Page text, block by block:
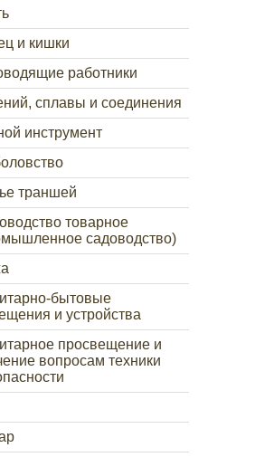
и кишки
работники
сплавы и соединения
инструмент
траншей
товарное
садоводство)
бытовые
и устройства
просвещение и
вопросам техники